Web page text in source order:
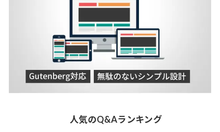
人気のQ&Aランキング